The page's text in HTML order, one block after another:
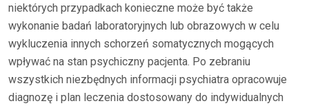
niektórych przypadkach konieczne może być także
wykonanie badań laboratoryjnych lub obrazowych w celu
wykluczenia innych schorzeń somatycznych mogących
wpływać na stan psychiczny pacjenta. Po zebraniu
wszystkich niezbędnych informacji psychiatra opracowuje
diagnozę i plan leczenia dostosowany do indywidualnych